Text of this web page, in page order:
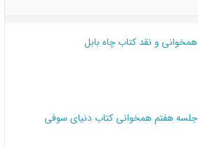
همخوانی و نقد کتاب چاه بابل
جلسه هفتم همخوانی کتاب دنیای سوفی